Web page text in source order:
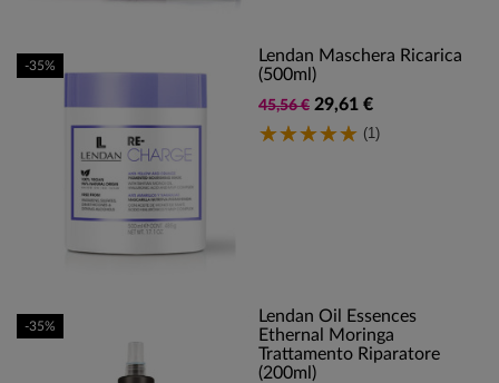
Lendan Maschera Ricarica
(500ml)
45,56 € 29,61 €
(1)
-35%
Lendan Oil Essences
Ethernal Moringa
Trattamento Riparatore
(200ml)
-35%